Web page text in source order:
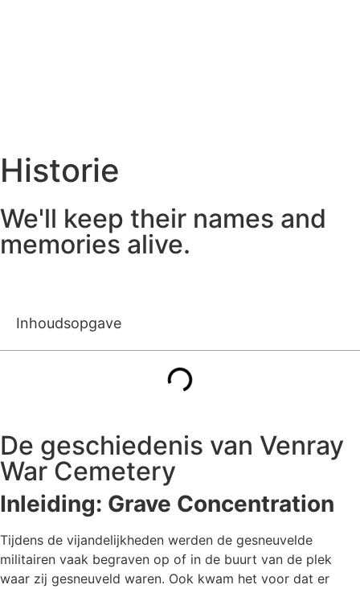
Historie
We'll keep their names and
memories alive.
Inhoudsopgave
De geschiedenis van Venray
War Cemetery
Inleiding: Grave Concentration
Tijdens de vijandelijkheden werden de gesneuvelde
militairen vaak begraven op of in de buurt van de plek
waar zij gesneuveld waren. Ook kwam het voor dat er